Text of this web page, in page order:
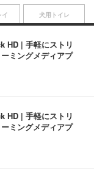
HD | 手軽にストリ
ミングメディアプ
HD | 手軽にストリ
ミングメディアプ
犬用トイレ